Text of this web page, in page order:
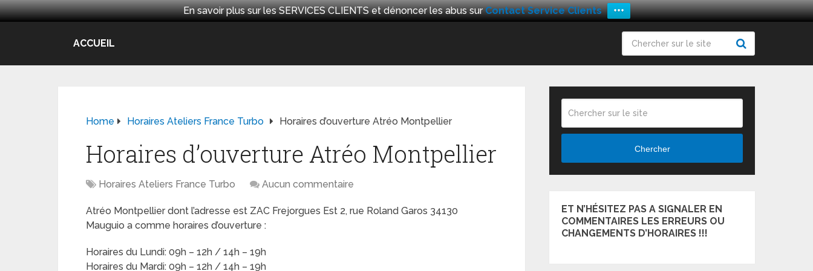
En savoir plus sur les SERVICES CLIENTS et dénoncer les abus surContact Service Clients +++
ACCUEIL
Home Horaires Ateliers France Turbo Horaires d’ouverture Atréo Montpellier
Horaires d’ouverture Atréo Montpellier
Horaires Ateliers France Turbo Aucun commentaire
Atréo Montpellier dont l’adresse est ZAC Frejorgues Est 2, rue Roland Garos 34130
Mauguio a comme horaires d’ouverture :
Horaires du Lundi: 09h – 12h / 14h – 19h
Horaires du Mardi: 09h – 12h / 14h – 19h
Chercher
ET N’HÉSITEZ PAS A SIGNALER EN
COMMENTAIRES LES ERREURS OU
CHANGEMENTS D’HORAIRES !!!